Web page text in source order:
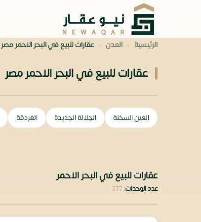
الرئيسية › المدن › عقارات للبيع في البحر الاحمر مصر
عقارات للبيع في البحر الاحمر مصر
العين السخنة الجلالة الجديدة الغردقة
عقارات للبيع في البحر الاحمر
عدد الوحدات: 377